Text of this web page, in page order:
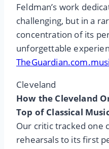
Feldman’s work
challenging, but in a
concentration of its
unforgettable
Cleveland
How the Cleveland
Top of Classical
Our critic tracked one
rehearsals to its first